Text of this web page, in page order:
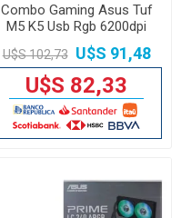
Combo Gaming Asus Tuf
M5 K5 Usb Rgb 6200dpi
Membrana
U$S 102,73 U$S 91,48
U$S 82,33